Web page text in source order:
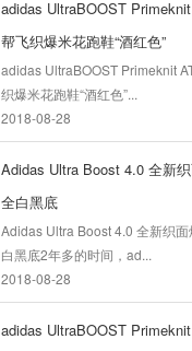
adidas UltraBOOST
帮飞织爆米花跑鞋“酒红色”
adidas UltraBOOST Primeknit
织爆米花跑鞋“酒红色”...
2018-08-28
Adidas Ultra Boost 4.0 全新
全白黑底
Adidas Ultra Boost 4.0 全新织
白黑底2年多的时间，ad...
2018-08-28
adidas UltraBOOST